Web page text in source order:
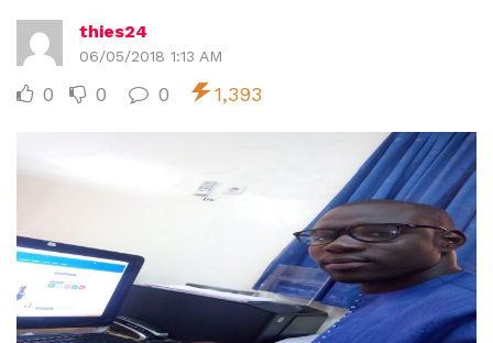
thies24
06/05/2018 1:13 AM
0 0 0 1,393